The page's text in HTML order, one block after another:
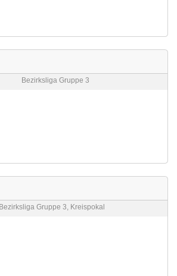
Bezirksliga Gruppe 3
Bezirksliga Gruppe 3, Kreispokal